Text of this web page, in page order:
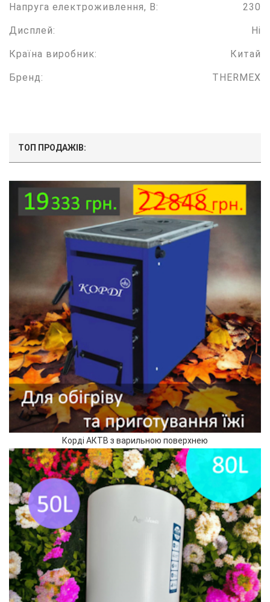
Напруга електроживлення, В: 230
Дисплей: Ні
Країна виробник: Китай
Бренд: THERMEX
ТОП ПРОДАЖІВ:
Корді АКТВ з варильною поверхнею